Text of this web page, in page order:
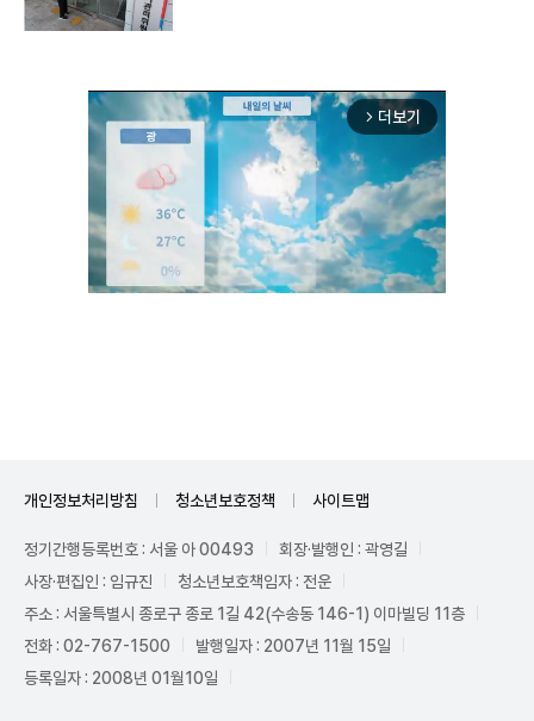
arrow_forward_ios 더보기
개인정보처리방침 청소년보호정책 사이트맵
정기간행등록번호 : 서울 아 00493
회장·발행인 : 곽영길
사장·편집인 : 임규진
청소년보호책임자 : 전운
주소 : 서울특별시 종로구 종로 1길 42(수송동 146-1) 이마빌딩 11층
전화 : 02-767-1500
발행일자 : 2007년 11월 15일
등록일자 : 2008년 01월10일